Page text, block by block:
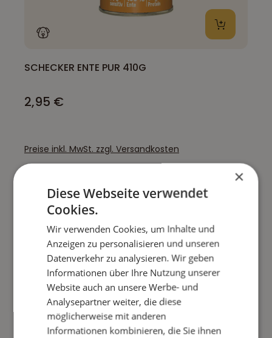
SCHECKER ENTE PUR 410G
2,95 €
Preise inkl. MwSt. zzgl. Versandkosten
×
Diese Webseite verwendet
Cookies.
Wir verwenden Cookies, um Inhalte und
Anzeigen zu personalisieren und unseren
Datenverkehr zu analysieren. Wir geben
Informationen über Ihre Nutzung unserer
Website auch an unsere Werbe- und
Analysepartner weiter, die diese
möglicherweise mit anderen
Informationen kombinieren, die Sie ihnen